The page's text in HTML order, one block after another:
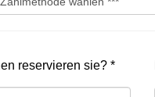
reservieren sie? *